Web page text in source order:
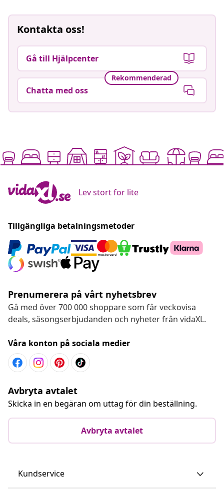
Kontakta oss!
Gå till Hjälpcenter
Rekommenderad
Chatta med oss
Lev stort for lite
Tillgängliga betalningsmetoder
Prenumerera på vårt nyhetsbrev
Gå med över 700 000 shoppare som får veckovisa
deals, säsongserbjudanden och nyheter från vidaXL.
Våra konton på sociala medier
Avbryta avtalet
Skicka in en begäran om uttag för din beställning.
Avbryta avtalet
Kundservice